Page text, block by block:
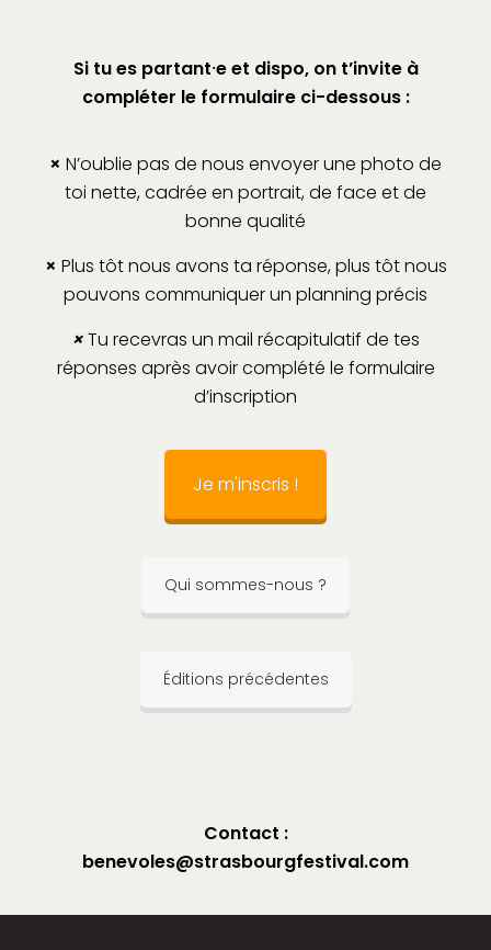
Si tu es partant⸱e et dispo, on t’invite à
compléter le formulaire ci-dessous :
× N’oublie pas de nous envoyer une photo de
toi nette, cadrée en portrait, de face et de
bonne qualité
× Plus tôt nous avons ta réponse, plus tôt nous
pouvons communiquer un planning précis
×Tu recevras un mail récapitulatif de tes
réponses après avoir complété le formulaire
d’inscription
Je m'inscris !
Qui sommes-nous ?
Éditions précédentes
Contact :
benevoles@strasbourgfestival.com